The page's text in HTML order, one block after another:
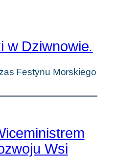
w Dziwnowie.
Festynu Morskiego
Wsi